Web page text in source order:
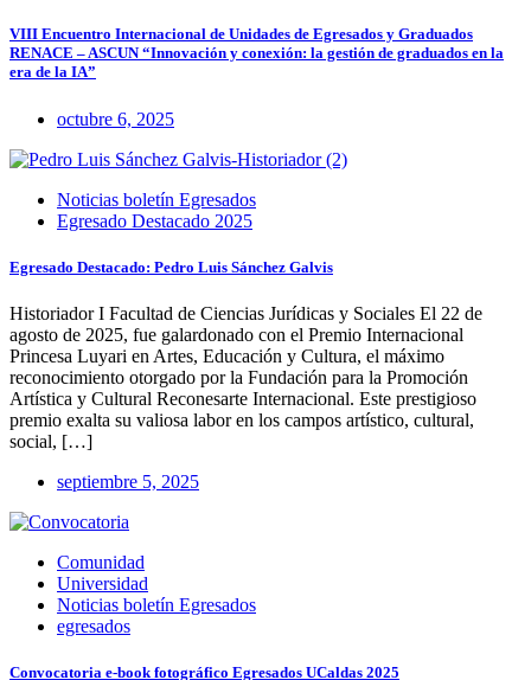
VIII Encuentro Internacional de Unidades de Egresados y Graduados
RENACE – ASCUN “Innovación y conexión: la gestión de graduados en la
era de la IA”
octubre 6, 2025
Noticias boletín Egresados
Egresado Destacado 2025
Egresado Destacado: Pedro Luis Sánchez Galvis
Historiador I Facultad de Ciencias Jurídicas y Sociales El 22 de
agosto de 2025, fue galardonado con el Premio Internacional
Princesa Luyari en Artes, Educación y Cultura, el máximo
reconocimiento otorgado por la Fundación para la Promoción
Artística y Cultural Reconesarte Internacional. Este prestigioso
premio exalta su valiosa labor en los campos artístico, cultural,
social, […]
septiembre 5, 2025
Comunidad
Universidad
Noticias boletín Egresados
egresados
Convocatoria e-book fotográfico Egresados UCaldas 2025